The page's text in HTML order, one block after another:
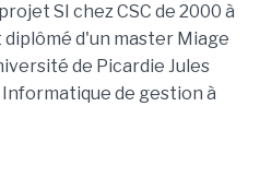
SI chez CSC de 2000 à
diplômé d'un master Miage
de Picardie Jules
Informatique de gestion à